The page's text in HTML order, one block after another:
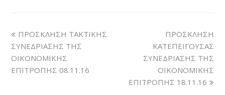
ΠΡΟΣΚΛΗΣΗ ΤΑΚΤΙΚΗΣ
ΣΥΝΕΔΡΙΑΣΗΣ ΤΗΣ
ΟΙΚΟΝΟΜΙΚΗΣ
ΕΠΙΤΡΟΠΗΣ 08.11.16
ΠΡΟΣΚΛΗΣΗ
ΚΑΤΕΠΕΙΓΟΥΣΑΣ
ΣΥΝΕΔΡΙΑΣΗΣ ΤΗΣ
ΟΙΚΟΝΟΜΙΚΗΣ
ΕΠΙΤΡΟΠΗΣ 18.11.16